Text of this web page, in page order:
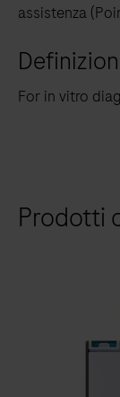
assistenza
For in vitro
Prodotti